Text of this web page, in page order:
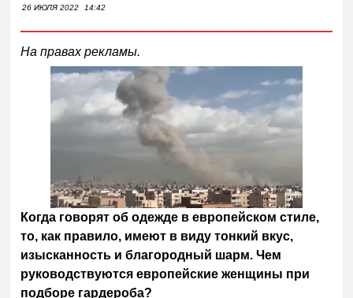
26 ИЮЛЯ 2022 14:42
На правах рекламы.
Когда говорят об одежде в европейском стиле,
то, как правило, имеют в виду тонкий вкус,
изысканность и благородный шарм. Чем
руководствуются европейские женщины при
подборе гардероба?